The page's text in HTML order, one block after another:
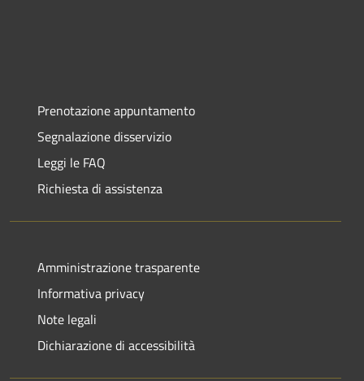
Prenotazione appuntamento
Segnalazione disservizio
Leggi le FAQ
Richiesta di assistenza
Amministrazione trasparente
Informativa privacy
Note legali
Dichiarazione di accessibilità